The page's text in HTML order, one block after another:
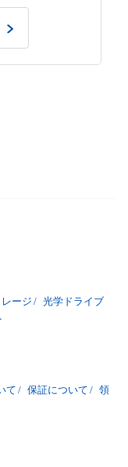
レージ/ 光学ドライブ
て/ 保証について / 領